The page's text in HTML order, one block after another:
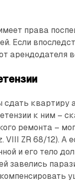
права
Если
арендодателя
квартиру
к ним –
ремонта –
VIII ZR 68/12). А
и его тело
завелись